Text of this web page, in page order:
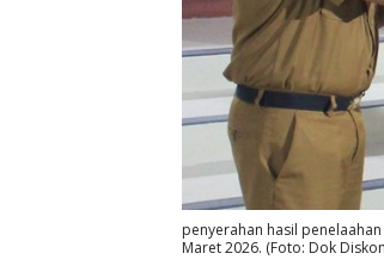
penyerahan hasil
Maret 2026. (Foto: Dok